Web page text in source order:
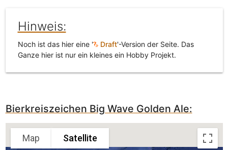
Hinweis:
Noch ist das hier eine ' Draft'-Version der Seite. Das
Ganze hier ist nur ein kleines ein Hobby Projekt.
Bierkreiszeichen Big Wave Golden Ale:
Map Satellite